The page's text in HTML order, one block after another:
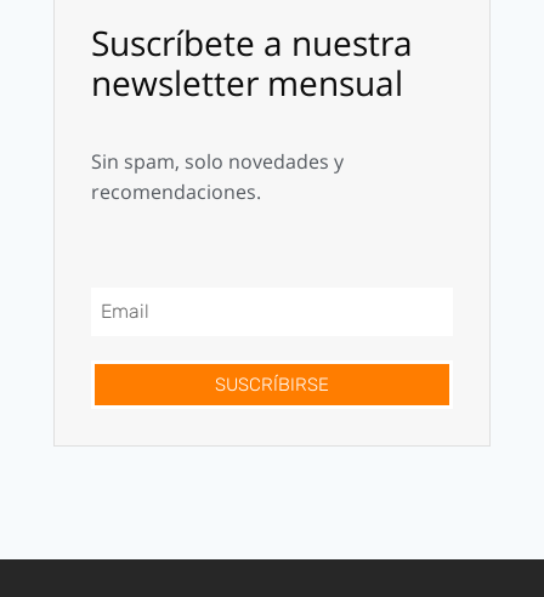
Suscríbete a nuestra
newsletter mensual
Sin spam, solo novedades y
recomendaciones.
SUSCRÍBIRSE